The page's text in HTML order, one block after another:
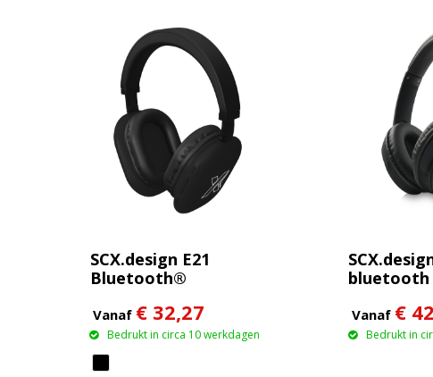
SCX.design E21
Bluetooth®
Vanaf € 32,27
Bedrukt in circa 10 werkdagen
bluetooth
Vanaf €
Bedrukt in